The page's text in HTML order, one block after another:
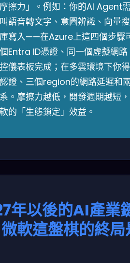
擦力」。例如：你的AI Agent
語音轉文字、意圖辨識、向量搜
寫入——在Azure上這四個步驟
Entra ID憑證、同一個虛擬網路
儀表板完成；在多雲環境下你得
證、三個region的網路延遲和
。摩擦力越低，開發週期越短，
的「生態鎖定」效益。
年以後的AI產業
軟這盤棋的終局